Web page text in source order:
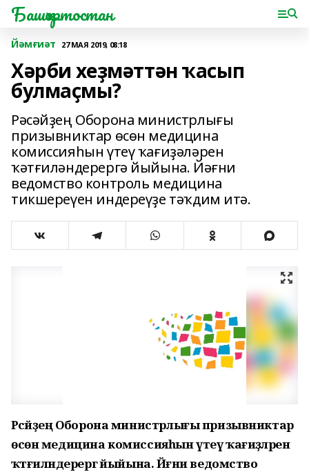
Башҡортостан
Йәмғиәт 27 МАЯ 2019, 08:18
Хәрби хеҙмәттән ҡасып
булмаҫмы?
Рәсәйҙең Оборона министрлығы
призывниктар өсөн медицина
комиссияһын үтеү ҡағиҙәләрен
ҡәтғиләндерергә йыйына. Йәғни
ведомство контроль медицина
тикшереүен индереүҙе тәҡдим итә.
Рәсәйҙең Оборона министрлығы призывниктар
өсөн медицина комиссияһын үтеү ҡағиҙәләрен
ҡәтғиләндерергә йыйына. Йәғни ведомство